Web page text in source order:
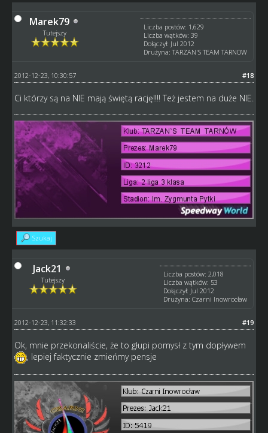
Marek79
Tutejszy
Liczba postów: 1,629
Liczba wątków: 39
Dołączył: Jul 2012
Drużyna: TARZAN'S TEAM TARNOW
#18
2012-12-23, 10:30:57
Ci którzy są na NIE mają świętą rację!!!! Też jestem na duże NIE.
Szukaj
Jack21
Tutejszy
Liczba postów: 2,018
Liczba wątków: 53
Dołączył: Jul 2012
Drużyna: Czarni Inowrocław
#19
2012-12-23, 11:32:33
Ok, mnie przekonaliście, że to głupi pomysł z tym dopływem
, lepiej faktycznie zmieńmy pensje